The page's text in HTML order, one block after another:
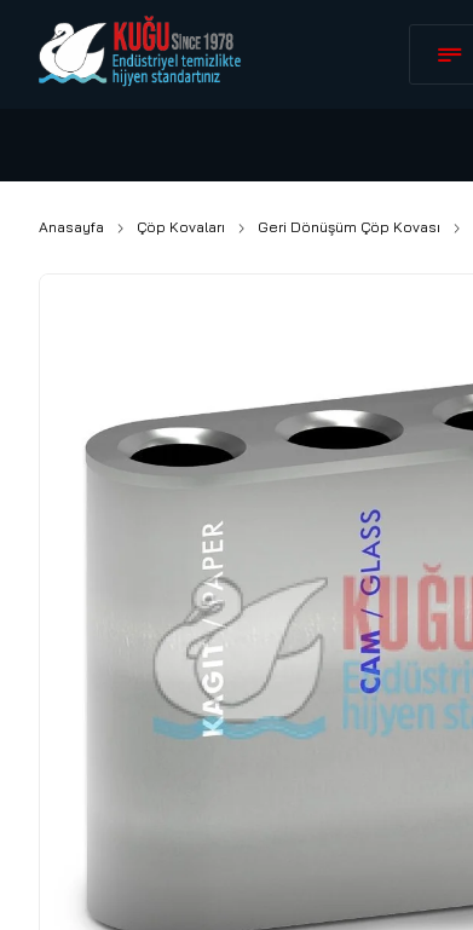
Anasayfa Çöp Kovaları Geri Dönüşüm Çöp Kovası